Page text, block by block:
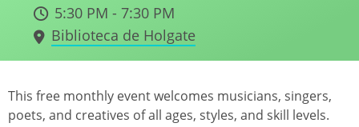
5:30 PM - 7:30 PM
Biblioteca de Holgate
This free monthly event welcomes musicians, singers,
poets, and creatives of all ages, styles, and skill levels.